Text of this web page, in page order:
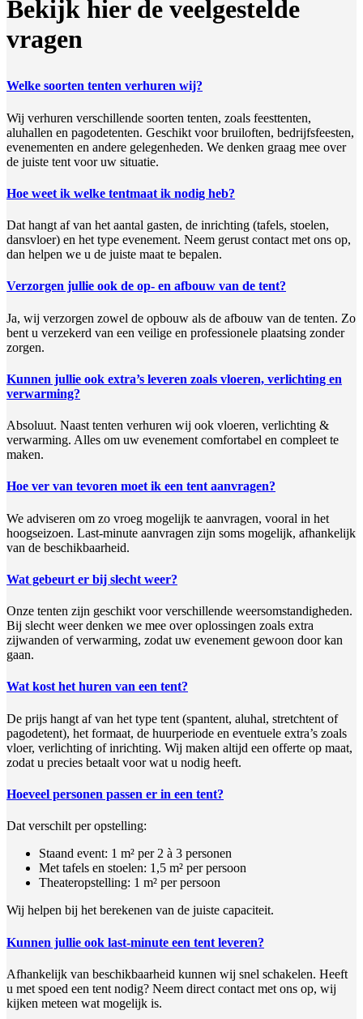
Bekijk hier de veelgestelde
vragen
Welke soorten tenten verhuren wij?
Wij verhuren verschillende soorten tenten, zoals feesttenten,
aluhallen en pagodetenten. Geschikt voor bruiloften, bedrijfsfeesten,
evenementen en andere gelegenheden. We denken graag mee over
de juiste tent voor uw situatie.
Hoe weet ik welke tentmaat ik nodig heb?
Dat hangt af van het aantal gasten, de inrichting (tafels, stoelen,
dansvloer) en het type evenement. Neem gerust contact met ons op,
dan helpen we u de juiste maat te bepalen.
Verzorgen jullie ook de op- en afbouw van de tent?
Ja, wij verzorgen zowel de opbouw als de afbouw van de tenten. Zo
bent u verzekerd van een veilige en professionele plaatsing zonder
zorgen.
Kunnen jullie ook extra’s leveren zoals vloeren, verlichting en
verwarming?
Absoluut. Naast tenten verhuren wij ook vloeren, verlichting &
verwarming. Alles om uw evenement comfortabel en compleet te
maken.
Hoe ver van tevoren moet ik een tent aanvragen?
We adviseren om zo vroeg mogelijk te aanvragen, vooral in het
hoogseizoen. Last-minute aanvragen zijn soms mogelijk, afhankelijk
van de beschikbaarheid.
Wat gebeurt er bij slecht weer?
Onze tenten zijn geschikt voor verschillende weersomstandigheden.
Bij slecht weer denken we mee over oplossingen zoals extra
zijwanden of verwarming, zodat uw evenement gewoon door kan
gaan.
Wat kost het huren van een tent?
De prijs hangt af van het type tent (spantent, aluhal, stretchtent of
pagodetent), het formaat, de huurperiode en eventuele extra’s zoals
vloer, verlichting of inrichting. Wij maken altijd een offerte op maat,
zodat u precies betaalt voor wat u nodig heeft.
Hoeveel personen passen er in een tent?
Dat verschilt per opstelling:
Staand event: 1 m² per 2 à 3 personen
Met tafels en stoelen: 1,5 m² per persoon
Theateropstelling: 1 m² per persoon
Wij helpen bij het berekenen van de juiste capaciteit.
Kunnen jullie ook last-minute een tent leveren?
Afhankelijk van beschikbaarheid kunnen wij snel schakelen. Heeft
u met spoed een tent nodig? Neem direct contact met ons op, wij
kijken meteen wat mogelijk is.